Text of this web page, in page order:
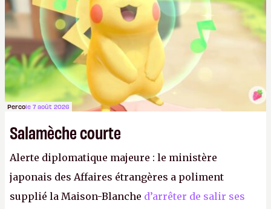
Percole 7 août 2026
Salamèche courte
Alerte diplomatique majeure : le ministère
japonais des Affaires étrangères a poliment
supplié la Maison-Blanche d’arrêter de salir ses